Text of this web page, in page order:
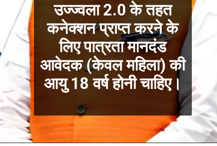
उज्ज्वला 2.0 के तहत
कनेक्शन प्राप्त करने के
लिए पात्रता मानदंड
आवेदक (केवल महिला) की
आयु 18 वर्ष होनी चाहिए।